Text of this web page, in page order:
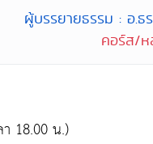
ผู้บรรยายธรรม : อ.ธ
คอร์ส/
18.00 น.)